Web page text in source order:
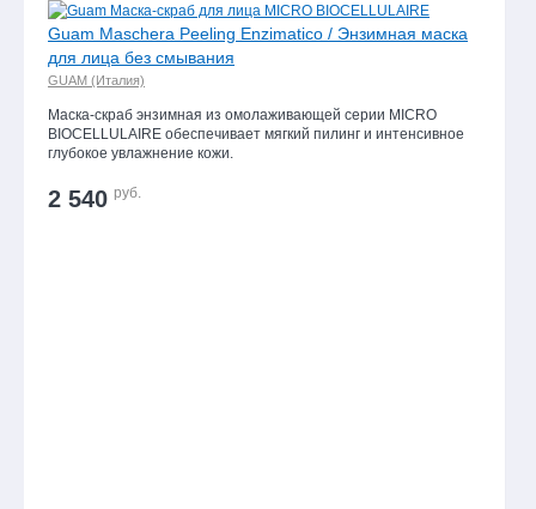
Guam Maschera Peeling Enzimatico / Энзимная маска
для лица без смывания
GUAM (Италия)
Маска-скраб энзимная из омолаживающей серии MICRO
BIOCELLULAIRE обеспечивает мягкий пилинг и интенсивное
глубокое увлажнение кожи.
2 540 руб.